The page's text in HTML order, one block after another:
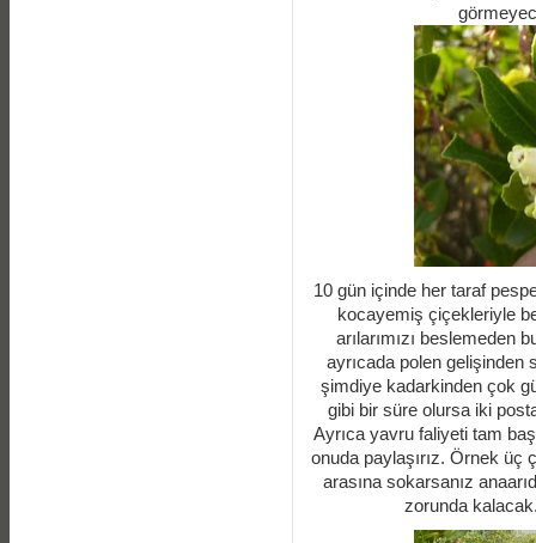
10 gün içinde her taraf
kocayemiş çiçekleriyle
arılarımızı beslemeden
ayrıcada polen gelişinden
şimdiye kadarkinden çok
gibi bir süre olursa iki
Ayrıca yavru faliyeti tam
onuda paylaşırız. Örnek üç
arasına sokarsanız
zorunda